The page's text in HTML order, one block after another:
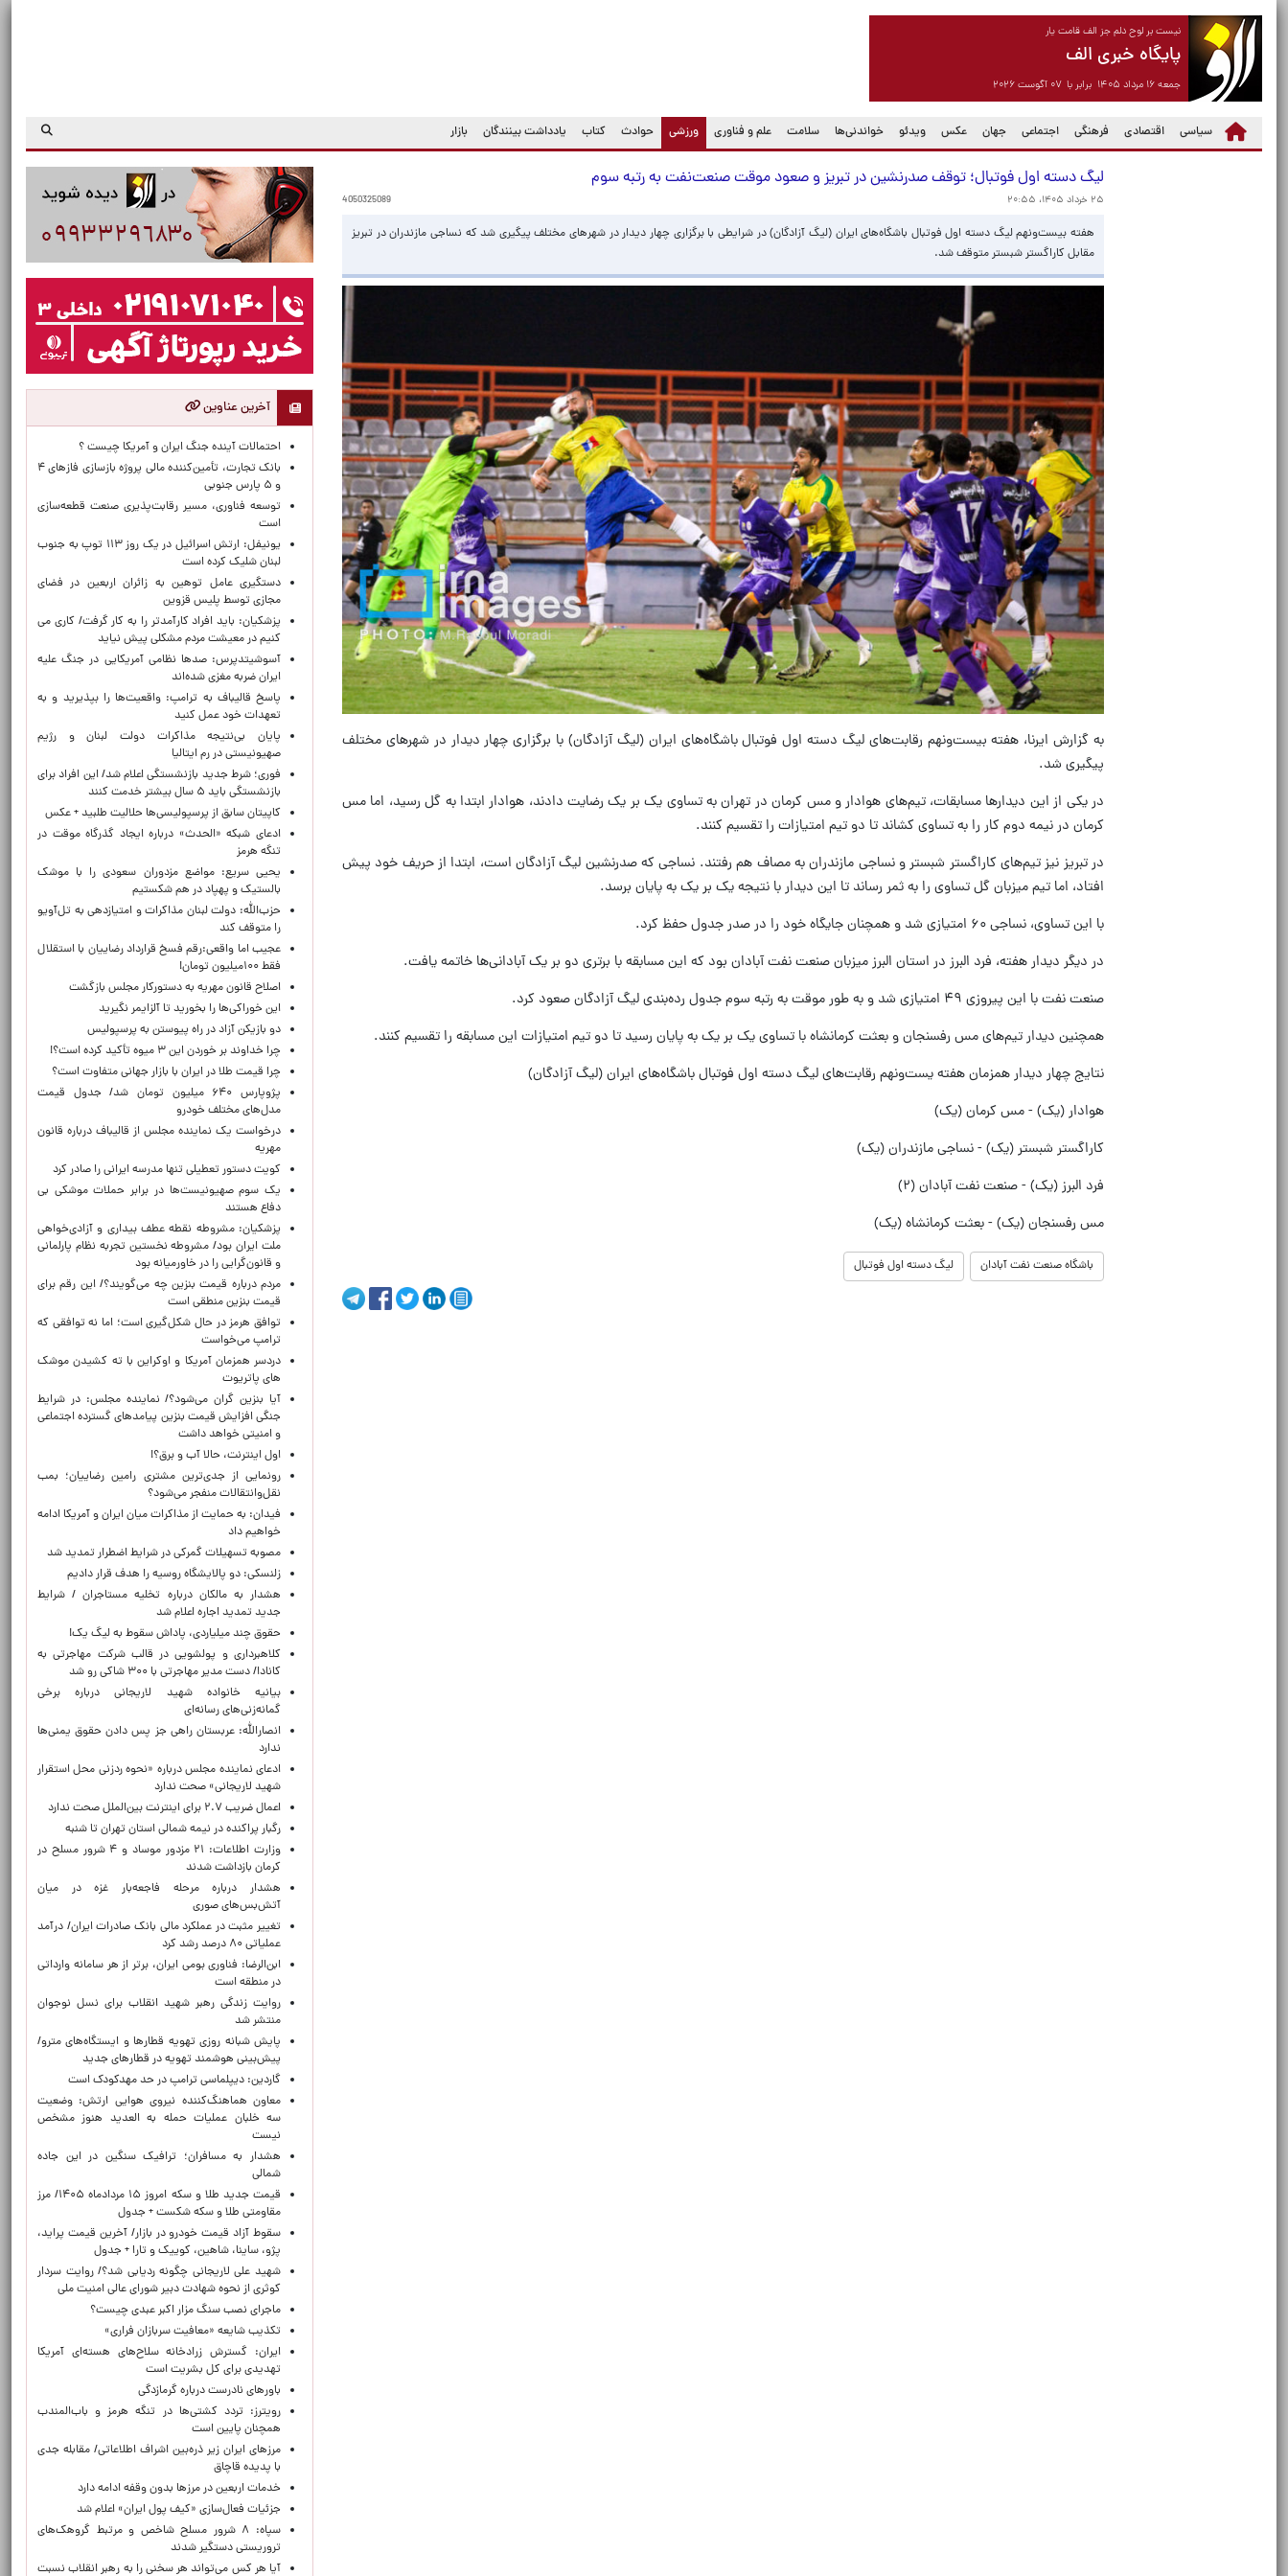
نیست بر لوح دلم جز الف قامت یار
پایگاه خبری الف
جمعه ۱۶ مرداد ۱۴۰۵ برابر با ۰۷ آگوست ۲۰۲۶
سیاسی اقتصادی فرهنگی اجتماعی جهان عکس ویدئو خواندنی‌ها سلامت علم و فناوری ورزشی
(current) حوادث کتاب یادداشت بینندگان بازار
لیگ دسته اول فوتبال؛ توقف صدرنشین در تبریز و صعود موقت صنعت‌نفت به رتبه سوم
۲۵ خرداد ۱۴۰۵، ۲۰:۵۵ 4050325089
هفته بیست‌ونهم لیگ دسته اول فوتبال باشگاه‌های ایران (لیگ آزادگان) در شرایطی با برگزاری چهار دیدار در شهرهای مختلف پیگیری شد که نساجی مازندران در تبریز
مقابل کاراگستر شبستر متوقف شد.
به گزارش ایرنا، هفته بیست‌ونهم رقابت‌های لیگ دسته اول فوتبال باشگاه‌های ایران (لیگ آزادگان) با برگزاری چهار دیدار در شهرهای مختلف
پیگیری شد.
در یکی از این دیدارها مسابقات، تیم‌های هوادار و مس کرمان در تهران به تساوی یک بر یک رضایت دادند، هوادار ابتدا به گل رسید، اما مس
کرمان در نیمه دوم کار را به تساوی کشاند تا دو تیم امتیازات را تقسیم کنند.
در تبریز نیز تیم‌های کاراگستر شبستر و نساجی مازندران به مصاف هم رفتند. نساجی که صدرنشین لیگ آزادگان است، ابتدا از حریف خود پیش
افتاد، اما تیم میزبان گل تساوی را به ثمر رساند تا این دیدار با نتیجه یک بر یک به پایان برسد.
با این تساوی، نساجی ۶۰ امتیازی شد و همچنان جایگاه خود را در صدر جدول حفظ کرد.
در دیگر دیدار هفته، فرد البرز در استان البرز میزبان صنعت نفت آبادان بود که این مسابقه با برتری دو بر یک آبادانی‌ها خاتمه یافت.
صنعت نفت با این پیروزی ۴۹ امتیازی شد و به طور موقت به رتبه سوم جدول رده‌بندی لیگ آزادگان صعود کرد.
همچنین دیدار تیم‌های مس رفسنجان و بعثت کرمانشاه با تساوی یک بر یک به پایان رسید تا دو تیم امتیازات این مسابقه را تقسیم کنند.
نتایج چهار دیدار همزمان هفته یست‌ونهم رقابت‌های لیگ دسته اول فوتبال باشگاه‌های ایران (لیگ آزادگان)
هوادار (یک) - مس کرمان (یک)
کاراگستر شبستر (یک) - نساجی مازندران (یک)
فرد البرز (یک) - صنعت نفت آبادان (۲)
مس رفسنجان (یک) - بعثت کرمانشاه (یک)
باشگاه صنعت نفت آبادان لیگ دسته اول فوتبال
آخرین عناوین
احتمالات آینده جنگ ایران و آمریکا چیست ؟
بانک تجارت، تأمین‌کننده مالی پروژه بازسازی فازهای ۴
و ۵ پارس جنوبی
توسعه فناوری، مسیر رقابت‌پذیری صنعت قطعه‌سازی
است
یونیفل: ارتش اسرائیل در یک روز ۱۱۳ توپ به جنوب
لبنان شلیک کرده است
دستگیری عامل توهین به زائران اربعین در فضای
مجازی توسط پلیس قزوین
پزشکیان: باید افراد کارآمدتر را به کار گرفت/ کاری می
کنیم در معیشت مردم مشکلی پیش نیاید
آسوشیتدپرس: صدها نظامی آمریکایی در جنگ علیه
ایران ضربه مغزی شده‌اند
پاسخ قالیباف به ترامپ: واقعیت‌ها را بپذیرید و به
تعهدات خود عمل کنید
پایان بی‌نتیجه مذاکرات دولت لبنان و رژیم
صهیونیستی در رم ایتالیا
فوری؛ شرط جدید بازنشستگی اعلام شد/ این افراد برای
بازنشستگی باید ۵ سال بیشتر خدمت کنند
کاپیتان سابق از پرسپولیسی‌ها حلالیت طلبید + عکس
ادعای شبکه «الحدث» درباره ایجاد گذرگاه موقت در
تنگه هرمز
یحیی سریع: مواضع مزدوران سعودی را با موشک
بالستیک و پهپاد در هم شکستیم
حزب‌الله: دولت لبنان مذاکرات و امتیازدهی به تل‌آویو
را متوقف کند
عجیب اما واقعی:رقم فسخ قرارداد رضاییان با استقلال
فقط ۱۰۰میلیون تومان!
اصلاح قانون مهریه به دستورکار مجلس بازگشت
این خوراکی‌ها را بخورید تا آلزایمر نگیرید
دو بازیکن آزاد در راه پیوستن به پرسپولیس
چرا خداوند بر خوردن این ۳ میوه تأکید کرده است؟!
چرا قیمت طلا در ایران با بازار جهانی متفاوت است؟
پژوپارس ۶۴۰ میلیون تومان شد/ جدول قیمت
مدل‌های مختلف خودرو
درخواست یک نماینده مجلس از قالیباف درباره قانون
مهریه
کویت دستور تعطیلی تنها مدرسه ایرانی را صادر کرد
یک‌ سوم صهیونیست‌ها در برابر حملات موشکی بی
دفاع هستند
پزشکیان: مشروطه نقطه عطف بیداری و آزادی‌خواهی
ملت ایران بود/ مشروطه نخستین تجربه نظام پارلمانی
و قانون‌گرایی را در خاورمیانه بود
مردم درباره قیمت بنزین چه می‌گویند؟/ این رقم برای
قیمت بنزین منطقی است
توافق هرمز در حال شکل‌گیری است؛ اما نه توافقی که
ترامپ می‌خواست
دردسر همزمان آمریکا و اوکراین با ته کشیدن موشک
های پاتریوت
آیا بنزین گران می‌شود؟/ نماینده مجلس: در شرایط
جنگی افزایش قیمت بنزین پیامدهای گسترده اجتماعی
و امنیتی خواهد داشت
اول اینترنت، حالا آب و برق؟!
رونمایی از جدی‌ترین مشتری رامین رضاییان؛ بمب
نقل‌وانتقالات منفجر می‌شود؟
فیدان: به حمایت از مذاکرات میان ایران و آمریکا ادامه
خواهیم داد
مصوبه تسهیلات گمرکی در شرایط اضطرار تمدید شد
زلنسکی: دو پالایشگاه روسیه را هدف قرار دادیم
هشدار به مالکان درباره تخلیه مستاجران / شرایط
جدید تمدید اجاره اعلام شد
حقوق چند میلیاردی، پاداش سقوط به لیگ یک!
کلاهبرداری و پولشویی در قالب شرکت مهاجرتی به
کانادا/ دست مدیر مهاجرتی با ۳۰۰ شاکی رو شد
بیانیه خانواده شهید لاریجانی درباره برخی
گمانه‌زنی‌های رسانه‌ای
انصارالله: عربستان راهی جز پس دادن حقوق یمنی‌ها
ندارد
ادعای نماینده مجلس درباره «نحوه ردزنی محل استقرار
شهید لاریجانی» صحت ندارد
اعمال ضریب ۲.۷ برای اینترنت بین‌الملل صحت ندارد
رگبار پراکنده در نیمه شمالی استان تهران تا شنبه
وزارت اطلاعات: ۲۱ مزدور موساد و ۴ شرور مسلح در
کرمان بازداشت شدند
هشدار درباره مرحله فاجعه‌بار غزه در میان
آتش‌بس‌های صوری
تغییر مثبت در عملکرد مالی بانک صادرات ایران/ درآمد
عملیاتی ۸۰ درصد رشد کرد
ابن‌الرضا: فناوری بومی ایران، برتر از هر سامانه وارداتی
در منطقه است
روایت زندگی رهبر شهید انقلاب برای نسل نوجوان
منتشر شد
پایش شبانه روزی تهویه قطارها و ایستگاه‌های مترو/
پیش‌بینی هوشمند تهویه در قطارهای جدید
گاردین: دیپلماسی ترامپ در حد مهدکودک است
معاون هماهنگ‌کننده نیروی هوایی ارتش: وضعیت
سه خلبان عملیات حمله به العدید هنوز مشخص
نیست
هشدار به مسافران؛ ترافیک سنگین در این جاده
شمالی
قیمت جدید طلا و سکه امروز ۱۵ مردادماه ۱۴۰۵/ مرز
مقاومتی طلا و سکه شکست + جدول
سقوط آزاد قیمت خودرو در بازار/ آخرین قیمت پراید،
پژو، ساینا، شاهین، کوییک و تارا + جدول
شهید علی لاریجانی چگونه ردیابی شد؟/ روایت سردار
کوثری از نحوه شهادت دبیر شورای عالی امنیت ملی
ماجرای نصب سنگ مزار اکبر عبدی چیست؟
تکذیب شایعه «معافیت سربازان فراری»
ایران: گسترش زرادخانه سلاح‌های هسته‌ای آمریکا
تهدیدی برای کل بشریت است
باورهای نادرست درباره گرمازدگی
رویترز: تردد کشتی‌ها در تنگه هرمز و باب‌المندب
همچنان پایین است
مرزهای ایران زیر ذره‌بین اشراف اطلاعاتی/ مقابله جدی
با پدیده قاچاق
خدمات اربعین در مرزها بدون وقفه ادامه دارد
جزئیات فعال‌سازی «کیف پول ایران» اعلام شد
سپاه: ۸ شرور مسلح شاخص و مرتبط گروهک‌های
تروریستی دستگیر شدند
آیا هر کس می‌تواند هر سخنی را به رهبر انقلاب نسبت